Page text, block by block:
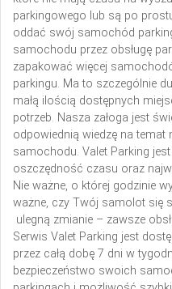
parkingowego lub są po
oddać swój samochód
samochodu przez obsługę
zapakować więcej
parkingu. Ma to szczególnie
małą ilością dostępnych
potrzeb. Nasza załoga jest
odpowiednią wiedzę na temat
samochodu. Valet Parking
oszczędność czasu oraz
Nie ważne, o której godzinie
ważne, czy Twój samolot się
ulegną zmianie – zawsze
Serwis Valet Parking jest
przez całą dobę 7 dni w
bezpieczeństwo swoich